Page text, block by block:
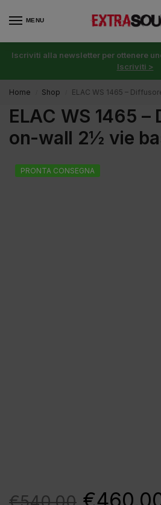
MENU
Iscriviti alla newsletter per ottenere
Iscriviti >
Home Shop ELAC WS 1465 –
ELAC WS 1465
on-wall 2½ vie
PRONTA CONSEGNA
€